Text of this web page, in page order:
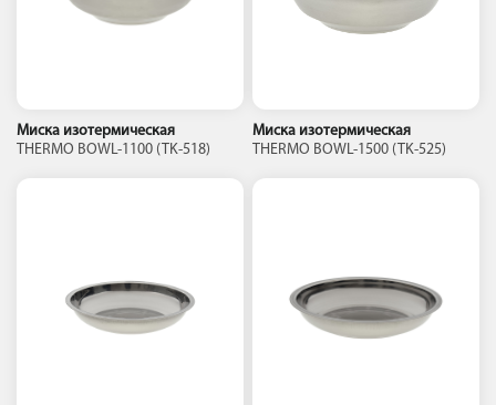
Миска изотермическая
THERMO BOWL-1100 (TK-518)
Миска изотермическая
THERMO BOWL-1500 (TK-525)